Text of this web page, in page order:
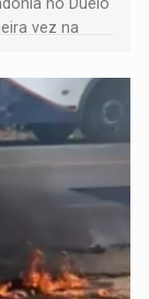
no Duelo
vez na